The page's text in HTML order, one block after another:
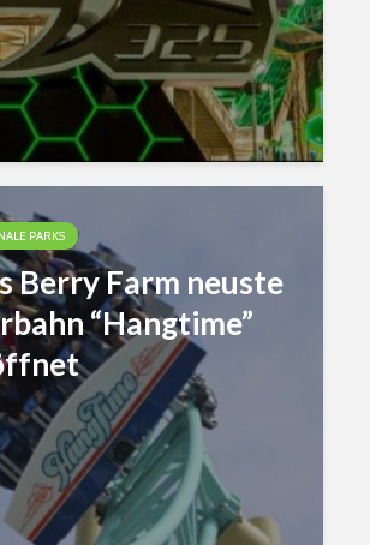
PARKS
Berry Farm neuste
“Hangtime”